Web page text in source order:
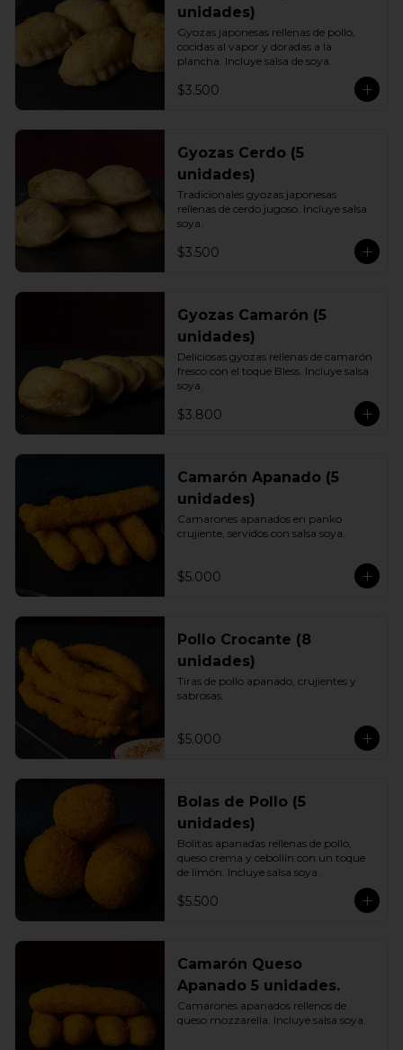
unidades)
Gyozas japonesas rellenas de pollo,
cocidas al vapor y doradas a la
plancha. Incluye salsa de soya.
$3.500
Gyozas Cerdo (5
unidades)
Tradicionales gyozas japonesas
rellenas de cerdo jugoso. Incluye salsa
soya.
$3.500
Gyozas Camarón (5
unidades)
Deliciosas gyozas rellenas de camarón
fresco con el toque Bless. Incluye salsa
soya.
$3.800
Camarón Apanado (5
unidades)
Camarones apanados en panko
crujiente, servidos con salsa soya.
$5.000
Pollo Crocante (8
unidades)
Tiras de pollo apanado, crujientes y
sabrosas.
$5.000
Bolas de Pollo (5
unidades)
Bolitas apanadas rellenas de pollo,
queso crema y cebollín con un toque
de limón. Incluye salsa soya.
$5.500
Camarón Queso
Apanado 5 unidades.
Camarones apanados rellenos de
queso mozzarella. Incluye salsa soya.